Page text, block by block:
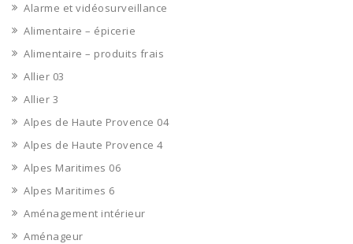
Alarme et vidéosurveillance
Alimentaire – épicerie
Alimentaire – produits frais
Allier 03
Allier 3
Alpes de Haute Provence 04
Alpes de Haute Provence 4
Alpes Maritimes 06
Alpes Maritimes 6
Aménagement intérieur
Aménageur